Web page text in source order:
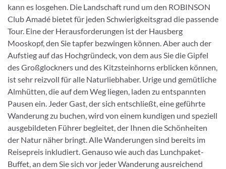
kann es losgehen. Die Landschaft rund um den ROBINSON
Club Amadé bietet für jeden Schwierigkeitsgrad die passende
Tour. Eine der Herausforderungen ist der Hausberg
Mooskopf, den Sie tapfer bezwingen können. Aber auch der
Aufstieg auf das Hochgründeck, von dem aus Sie die Gipfel
des Großglockners und des Kitzsteinhorns erblicken können,
ist sehr reizvoll für alle Naturliebhaber. Urige und gemütliche
Almhütten, die auf dem Weg liegen, laden zu entspannten
Pausen ein. Jeder Gast, der sich entschließt, eine geführte
Wanderung zu buchen, wird von einem kundigen und speziell
ausgebildeten Führer begleitet, der Ihnen die Schönheiten
der Natur näher bringt. Alle Wanderungen sind bereits im
Reisepreis inkludiert. Genauso wie auch das Lunchpaket-
Buffet, an dem Sie sich vor jeder Wanderung ausreichend